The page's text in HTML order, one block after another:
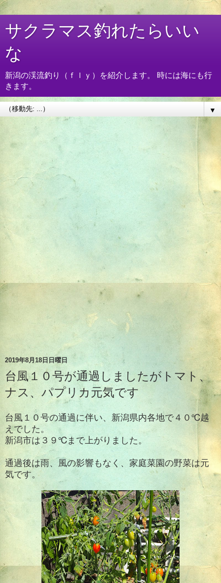
サクラマス釣れたらいい
な
新潟の渓流釣り（ｆｌｙ）を紹介します。 時には海にも行
きます。
▼
2019年8月18日日曜日
台風１０号が通過しましたがトマト、
ナス、パプリカ元気です
台風１０号の通過に伴い、新潟県内各地で４０℃越
えでした。
新潟市は３９℃まで上がりました。
通過後は雨、風の影響もなく、家庭菜園の野菜は元
気です。